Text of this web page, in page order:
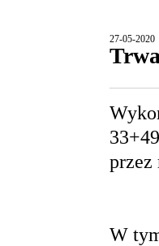
27-05-2020
przez
W